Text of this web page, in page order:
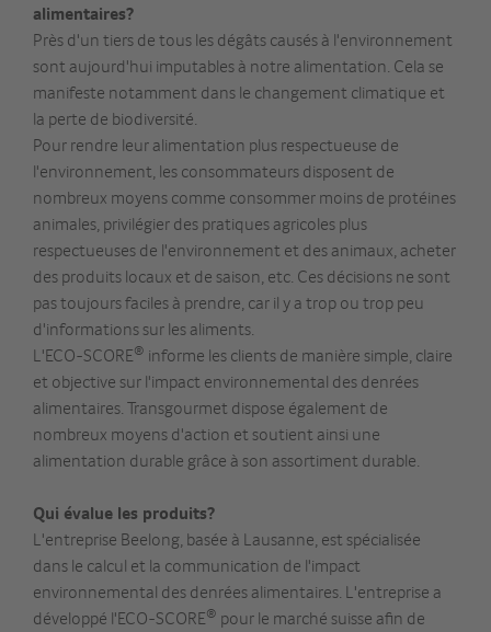
alimentaires?
Près d'un tiers de tous les dégâts causés à l'environnement
sont aujourd'hui imputables à notre alimentation. Cela se
manifeste notamment dans le changement climatique et
la perte de biodiversité.
Pour rendre leur alimentation plus respectueuse de
l'environnement, les consommateurs disposent de
nombreux moyens comme consommer moins de protéines
animales, privilégier des pratiques agricoles plus
respectueuses de l'environnement et des animaux, acheter
des produits locaux et de saison, etc. Ces décisions ne sont
pas toujours faciles à prendre, car il y a trop ou trop peu
d'informations sur les aliments.
L'ECO-SCORE® informe les clients de manière simple, claire
et objective sur l'impact environnemental des denrées
alimentaires. Transgourmet dispose également de
nombreux moyens d'action et soutient ainsi une
alimentation durable grâce à son assortiment durable.
Qui évalue les produits?
L'entreprise Beelong, basée à Lausanne, est spécialisée
dans le calcul et la communication de l'impact
environnemental des denrées alimentaires. L'entreprise a
développé l'ECO-SCORE® pour le marché suisse afin de